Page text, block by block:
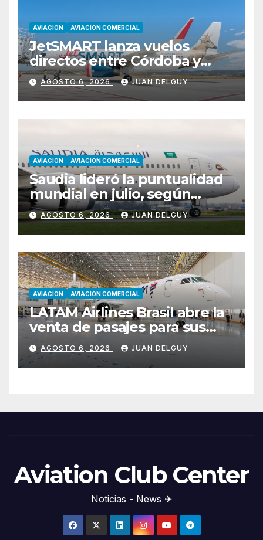
AVIACION AVIACION COMERCIAL
JetSMART lanza vuelos
directos entre Córdoba y
Florianópolis
AGOSTO 6, 2026 JUAN DELGUY
AVIACION AVIACION COMERCIAL
Saudia lideró la puntualidad
mundial en julio, según
Cirium
AGOSTO 6, 2026 JUAN DELGUY
AVIACION AVIACION COMERCIAL
LATAM Airlines Brasil abre la
venta de pasajes para sus
nuevos Embraer E195-E2 y
anuncia la expansión de su
red
AGOSTO 6, 2026 JUAN DELGUY
Aviation Club Center
Noticias - News ✈